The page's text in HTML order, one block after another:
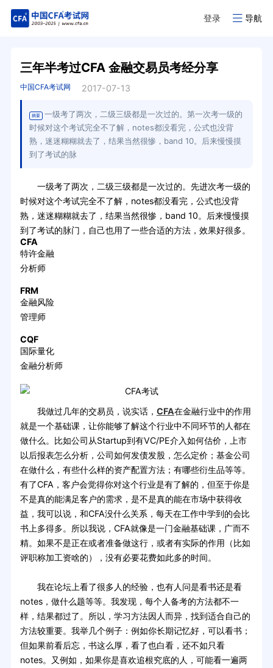
登录 导航
三年半考过CFA 金融交易员考经分享
中国CFA考试网 2017-07-13
摘要
一级考了两次，二级三级都是一次过的。第一次考一级的
时候对这个考试完全不了解，notes都没看完，公式也没背
熟，迷迷糊糊就去了，结果当然很惨，band 10。后来慢慢摸
到了考试的脉
一级考了两次，二级三级都是一次过的。先进次考一级的
时候对这个考试完全不了解，notes都没看完，公式也没背
熟，迷迷糊糊就去了，结果当然很惨，band 10。后来慢慢摸
到了考试的脉门，自己也用了一些合适的方法，效果好很多。
CFA
特许金融
分析师
FRM
金融风险
管理师
CQF
国际量化
金融分析师
我做过几年的交易员，说实话， CFA在金融行业中的作用
就是一个基础课，让你能够了解这个行业中不同环节的人都在
做什么。比如公司从Startup到有VC/PE介入如何估价，上市
以后报表怎么分析，公司如何发债发股，怎么定价；基金公司
在做什么，有些什么样的资产配置方法；有哪些衍生品等等。
有了CFA，客户会觉得你对这个行业是有了解的，但至于你是
不是真的能满足客户的需求，是不是真的能在市场中获得收
益，我可以说，和CFA没什么关系，每天在工作中学到的会比
书上多得多。所以我说，CFA就像是一门金融基础课，广而不
精。如果不是正在或者准备做这行，或者有实际的作用（比如
评职称加工资啥的），没有必要花费如此多的时间。
我在论坛上看了很多人的经验，也有人问是看书还是看
notes，做什么题等等。我发现，每个人备考的方法都不一
样，结果都过了。所以，学习方法因人而异，找到适合自己的
方法较重要。我举几个例子：例如你长期记忆好，可以看书；
但如果前看后忘，书这么厚，看了也白看，还不如只看
notes。又例如，如果你是喜欢追根究底的人，可能看一遍两